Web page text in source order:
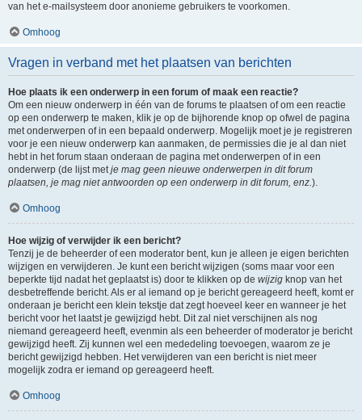
van het e-mailsysteem door anonieme gebruikers te voorkomen.
Omhoog
Vragen in verband met het plaatsen van berichten
Hoe plaats ik een onderwerp in een forum of maak een reactie?
Om een nieuw onderwerp in één van de forums te plaatsen of om een reactie
op een onderwerp te maken, klik je op de bijhorende knop op ofwel de pagina
met onderwerpen of in een bepaald onderwerp. Mogelijk moet je je registreren
voor je een nieuw onderwerp kan aanmaken, de permissies die je al dan niet
hebt in het forum staan onderaan de pagina met onderwerpen of in een
onderwerp (de lijst metje mag geen nieuwe onderwerpen in dit forum
plaatsen, je mag niet antwoorden op een onderwerp in dit forum, enz.).
Omhoog
Hoe wijzig of verwijder ik een bericht?
Tenzij je de beheerder of een moderator bent, kun je alleen je eigen berichten
wijzigen en verwijderen. Je kunt een bericht wijzigen (soms maar voor een
beperkte tijd nadat het geplaatst is) door te klikken op de wijzig knop van het
desbetreffende bericht. Als er al iemand op je bericht gereageerd heeft, komt er
onderaan je bericht een klein tekstje dat zegt hoeveel keer en wanneer je het
bericht voor het laatst je gewijzigd hebt. Dit zal niet verschijnen als nog
niemand gereageerd heeft, evenmin als een beheerder of moderator je bericht
gewijzigd heeft. Zij kunnen wel een mededeling toevoegen, waarom ze je
bericht gewijzigd hebben. Het verwijderen van een bericht is niet meer
mogelijk zodra er iemand op gereageerd heeft.
Omhoog